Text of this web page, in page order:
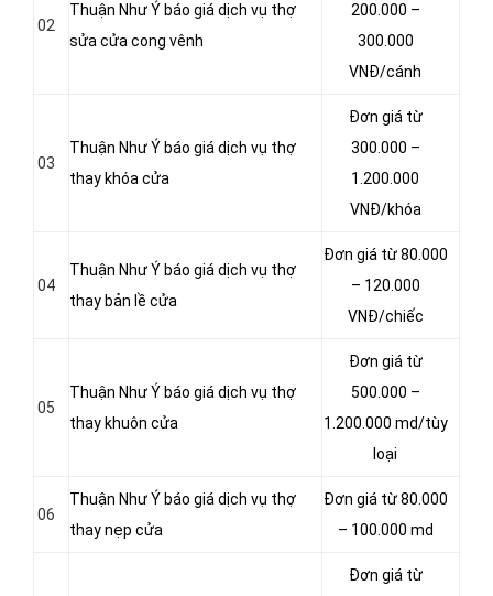
02
Thuận Như Ý báo giá dịch vụ thợ
sửa cửa cong vênh
200.000 –
300.000
VNĐ/cánh
03
Thuận Như Ý báo giá dịch vụ thợ
thay khóa cửa
Đơn giá từ
300.000 –
1.200.000
VNĐ/khóa
04
Thuận Như Ý báo giá dịch vụ thợ
thay bản lề cửa
Đơn giá từ 80.000
– 120.000
VNĐ/chiếc
05
Thuận Như Ý báo giá dịch vụ thợ
thay khuôn cửa
Đơn giá từ
500.000 –
1.200.000 md/tùy
loại
06
Thuận Như Ý báo giá dịch vụ thợ
thay nẹp cửa
Đơn giá từ 80.000
– 100.000 md
Đơn giá từ